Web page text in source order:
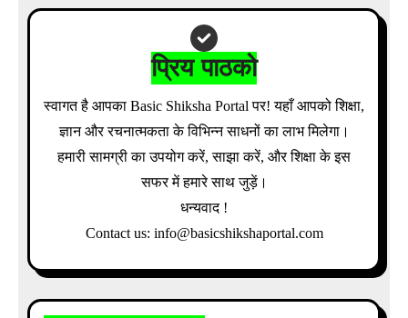
प्रिय पाठको
स्वागत है आपका Basic Shiksha Portal पर! यहाँ आपको शिक्षा,
ज्ञान और रचनात्मकता के विभिन्न साधनों का लाभ मिलेगा।
हमारी सामग्री का उपयोग करें, साझा करें, और शिक्षा के इस
सफर में हमारे साथ जुड़ें।
धन्यवाद !
Contact us: info@basicshikshaportal.com